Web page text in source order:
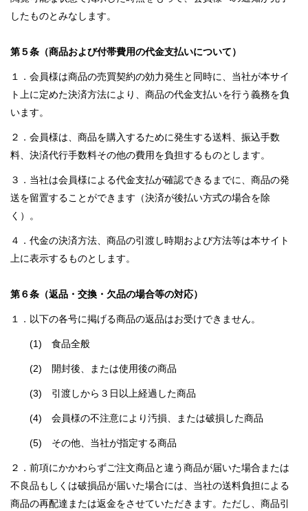
したものとみなします。
第５条（商品および付帯費用の代金支払いについて）
１．会員様は商品の売買契約の効力発生と同時に、当社が本サイ
ト上に定めた決済方法により、商品の代金支払いを行う義務を負
います。
２．会員様は、商品を購入するために発生する送料、振込手数
料、決済代行手数料その他の費用を負担するものとします。
３．当社は会員様による代金支払が確認できるまでに、商品の発
送を留置することができます（決済が後払い方式の場合を除
く）。
４．代金の決済方法、商品の引渡し時期および方法等は本サイト
上に表示するものとします。
第６条（返品・交換・欠品の場合等の対応）
１．以下の各号に掲げる商品の返品はお受けできません。
(1) 食品全般
(2) 開封後、または使用後の商品
(3) 引渡しから３日以上経過した商品
(4) 会員様の不注意により汚損、または破損した商品
(5) その他、当社が指定する商品
２．前項にかかわらずご注文商品と違う商品が届いた場合または
不良品もしくは破損品が届いた場合には、当社の送料負担による
商品の再配達または返金をさせていただきます。ただし、商品引